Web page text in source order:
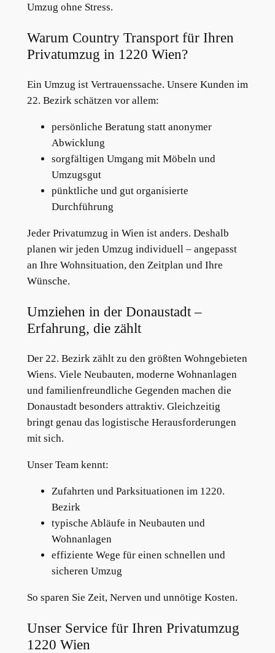
Umzug ohne Stress.
Warum Country Transport für Ihren
Privatumzug in 1220 Wien?
Ein Umzug ist Vertrauenssache. Unsere Kunden im
22. Bezirk schätzen vor allem:
persönliche Beratung statt anonymer
Abwicklung
sorgfältigen Umgang mit Möbeln und
Umzugsgut
pünktliche und gut organisierte
Durchführung
Jeder Privatumzug in Wien ist anders. Deshalb
planen wir jeden Umzug individuell – angepasst
an Ihre Wohnsituation, den Zeitplan und Ihre
Wünsche.
Umziehen in der Donaustadt –
Erfahrung, die zählt
Der 22. Bezirk zählt zu den größten Wohngebieten
Wiens. Viele Neubauten, moderne Wohnanlagen
und familienfreundliche Gegenden machen die
Donaustadt besonders attraktiv. Gleichzeitig
bringt genau das logistische Herausforderungen
mit sich.
Unser Team kennt:
Zufahrten und Parksituationen im 1220.
Bezirk
typische Abläufe in Neubauten und
Wohnanlagen
effiziente Wege für einen schnellen und
sicheren Umzug
So sparen Sie Zeit, Nerven und unnötige Kosten.
Unser Service für Ihren Privatumzug
1220 Wien